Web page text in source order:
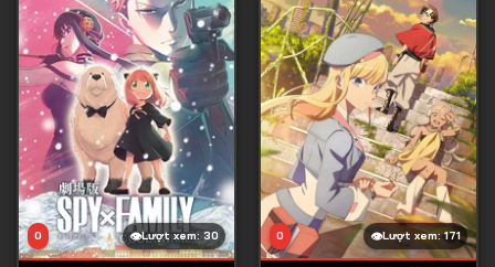
Lượt xem: 30
0 Lượt xem: 171
0